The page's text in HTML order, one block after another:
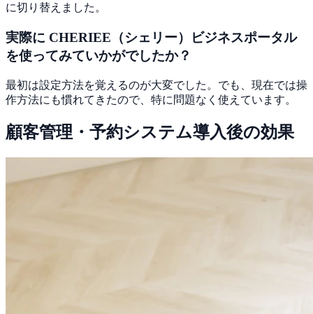
に切り替えました。
実際に CHERIEE（シェリー）ビジネスポータル
を使ってみていかがでしたか？
最初は設定方法を覚えるのが大変でした。でも、現在では操
作方法にも慣れてきたので、特に問題なく使えています。
顧客管理・予約システム導入後の効果